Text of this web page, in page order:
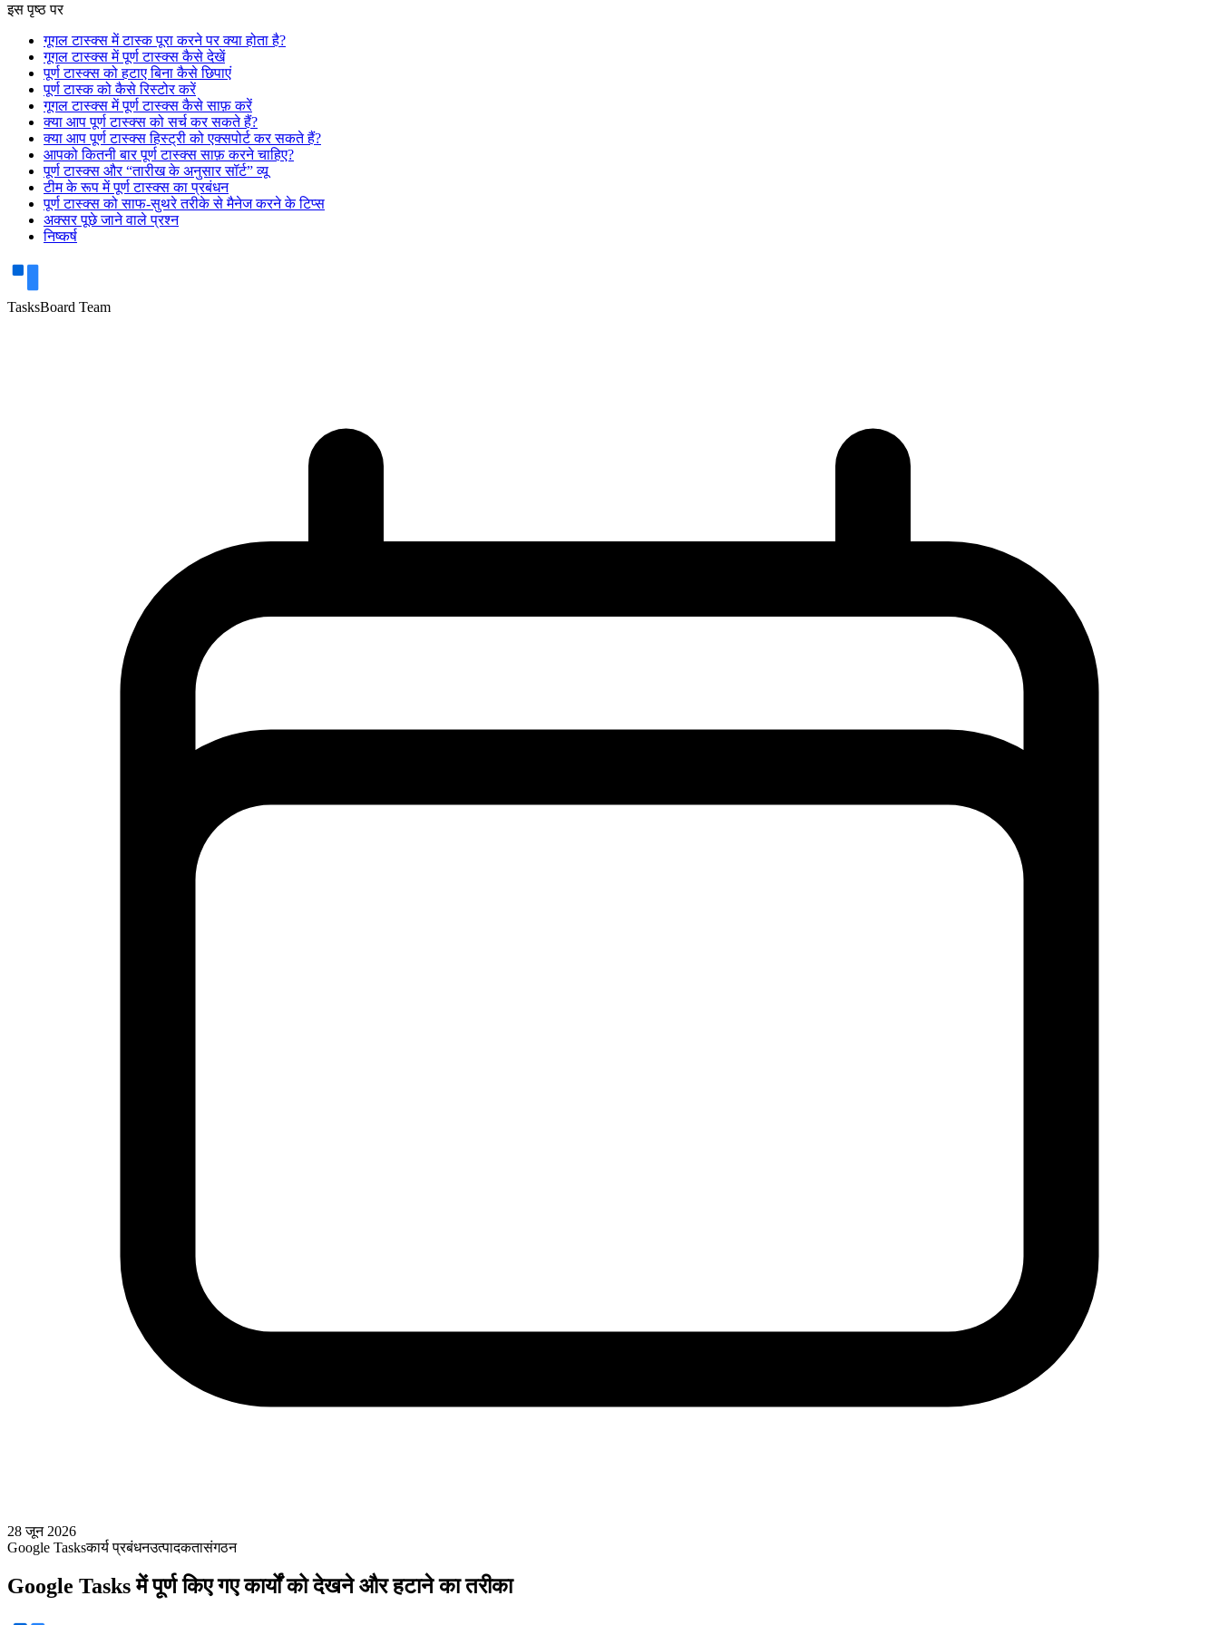
इस पृष्ठ पर
गूगल टास्क्स में टास्क पूरा करने पर क्या होता है?
गूगल टास्क्स में पूर्ण टास्क्स कैसे देखें
पूर्ण टास्क्स को हटाए बिना कैसे छिपाएं
पूर्ण टास्क को कैसे रिस्टोर करें
गूगल टास्क्स में पूर्ण टास्क्स कैसे साफ़ करें
क्या आप पूर्ण टास्क्स को सर्च कर सकते हैं?
क्या आप पूर्ण टास्क्स हिस्ट्री को एक्सपोर्ट कर सकते हैं?
आपको कितनी बार पूर्ण टास्क्स साफ़ करने चाहिए?
पूर्ण टास्क्स और “तारीख के अनुसार सॉर्ट” व्यू
टीम के रूप में पूर्ण टास्क्स का प्रबंधन
पूर्ण टास्क्स को साफ-सुथरे तरीके से मैनेज करने के टिप्स
अक्सर पूछे जाने वाले प्रश्न
निष्कर्ष
TasksBoard Team
28 जून 2026
Google Tasksकार्य प्रबंधनउत्पादकतासंगठन
Google Tasks में पूर्ण किए गए कार्यों को देखने और हटाने का तरीका